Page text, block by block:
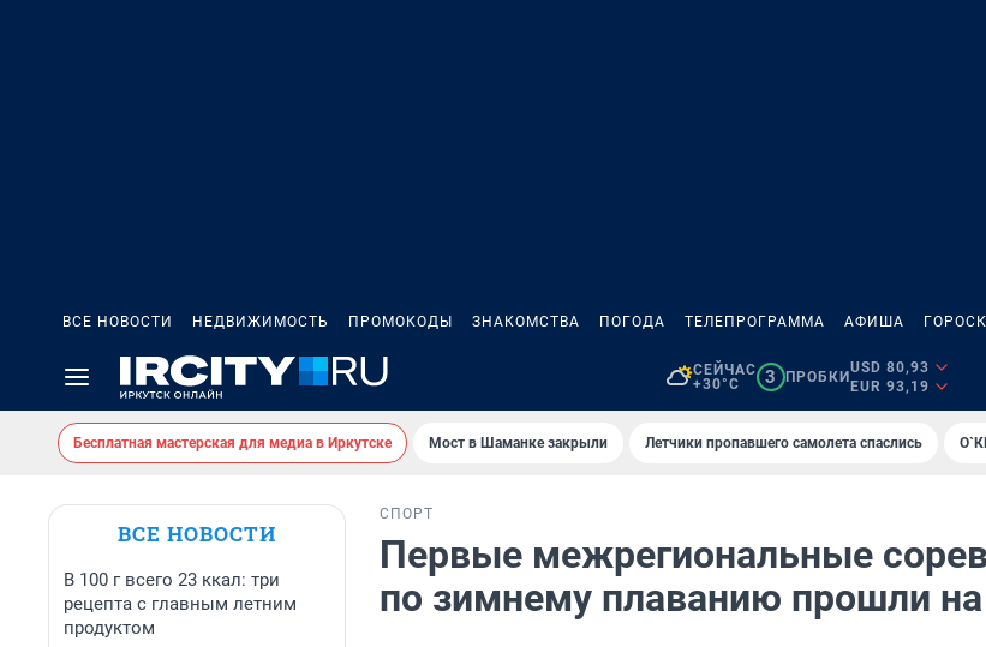
ВСЕ НОВОСТИ НЕДВИЖИМОСТЬ ПРОМОКОДЫ ЗНАКОМСТВА ПОГОДА ТЕЛЕПРОГРАММА АФИША
СЕЙЧАС
+30°C
3 ПРОБКИ
USD 80,93
EUR 93,19
Бесплатная мастерская для медиа в Иркутске Мост в Шаманке закрыли Летчики пропавшего самолета спаслись
ВСЕ НОВОСТИ
В 100 г всего 23 ккал: три
рецепта с главным летним
продуктом
СПОРТ
Первые межрегиональные
по зимнему плаванию прошли